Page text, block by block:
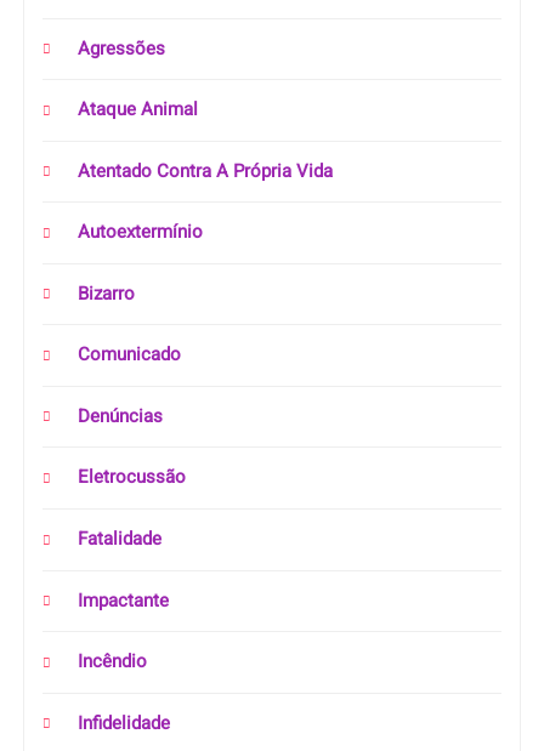
Agressões
Ataque Animal
Atentado Contra A Própria Vida
Autoextermínio
Bizarro
Comunicado
Denúncias
Eletrocussão
Fatalidade
Impactante
Incêndio
Infidelidade